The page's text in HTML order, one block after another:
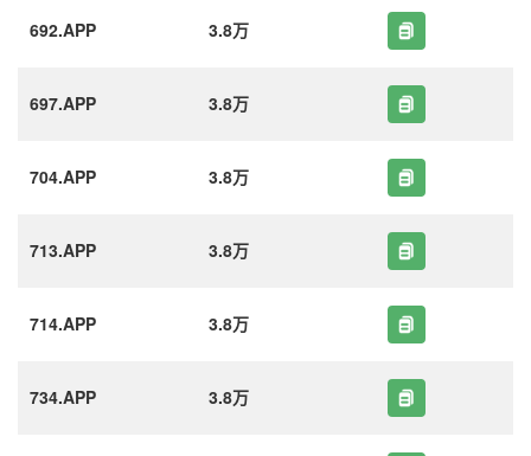
692.APP 3.8万
697.APP 3.8万
704.APP 3.8万
713.APP 3.8万
714.APP 3.8万
734.APP 3.8万